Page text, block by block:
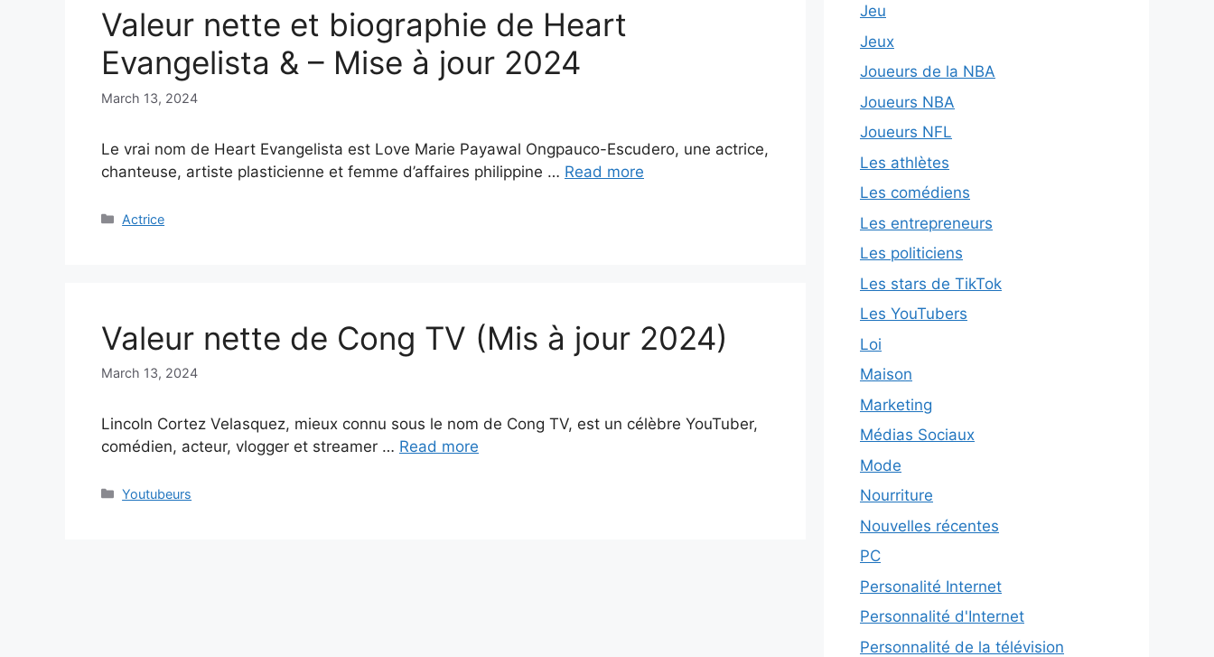
Valeur nette et biographie de Heart
Evangelista & – Mise à jour 2024
March 13, 2024
Le vrai nom de Heart Evangelista est Love Marie Payawal Ongpauco-Escudero, une actrice,
chanteuse, artiste plasticienne et femme d’affaires philippine … Read more
Categories
Actrice
Valeur nette de Cong TV (Mis à jour 2024)
March 13, 2024
Lincoln Cortez Velasquez, mieux connu sous le nom de Cong TV, est un célèbre YouTuber,
comédien, acteur, vlogger et streamer … Read more
Categories
Youtubeurs
Jeu
Jeux
Joueurs de la NBA
Joueurs NBA
Joueurs NFL
Les athlètes
Les comédiens
Les entrepreneurs
Les politiciens
Les stars de TikTok
Les YouTubers
Loi
Maison
Marketing
Médias Sociaux
Mode
Nourriture
Nouvelles récentes
PC
Personalité Internet
Personnalité d'Internet
Personnalité de la télévision